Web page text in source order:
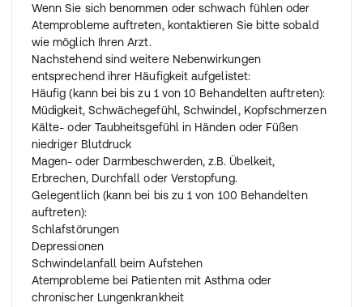
10 mg Bisoprolol einmal täglich als Erhaltungsdosis
(Dauerbehandlung).
Die empfohlene Höchstdosis beträgt 10 mg Bisoprolol
einmal täglich.
Je nachdem, wie gut Sie das Medikament vertragen,
kann Ihr Arzt auch beschließen, den zeitlichen Abstand
zwischen den Dosissteigerungen zu verlängern. Wenn
sich Ihr Zustand verschlechtert oder Sie das Arzneimittel
nicht mehr vertragen, muss vielleicht die Dosis wieder
verringert oder die Behandlung unterbrochen werden.
Bei einigen Patienten kann eine Erhaltungsdosis von
weniger als 10 mg Bisoprolol ausreichen.
Ihr Arzt wird Sie darüber informieren.
Wenn Sie die Behandlung gänzlich beenden müssen,
wird Ihr Arzt Sie für gewöhnlich anweisen, die Dosis
schrittweise zu reduzieren, da sich andernfalls Ihre
Krankheit verschlechtern kann.
Wenn Sie sich benommen oder schwach fühlen oder
Atemprobleme auftreten, kontaktieren Sie bitte sobald
wie möglich Ihren Arzt.
Nachstehend sind weitere Nebenwirkungen
entsprechend ihrer Häufigkeit aufgelistet:
Häufig (kann bei bis zu 1 von 10 Behandelten auftreten):
Müdigkeit, Schwächegefühl, Schwindel, Kopfschmerzen
Kälte- oder Taubheitsgefühl in Händen oder Füßen
niedriger Blutdruck
Magen- oder Darmbeschwerden, z.B. Übelkeit,
Erbrechen, Durchfall oder Verstopfung.
Gelegentlich (kann bei bis zu 1 von 100 Behandelten
auftreten):
Schlafstörungen
Depressionen
Schwindelanfall beim Aufstehen
Atemprobleme bei Patienten mit Asthma oder
chronischer Lungenkrankheit